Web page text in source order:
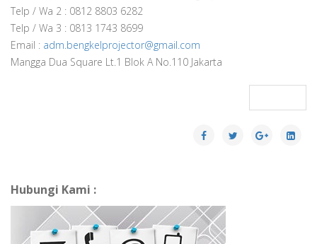
Telp / Wa 2 : 0812 8803 6282
Telp / Wa 3 : 0813 1743 8699
Email : adm.bengkelprojector@gmail.com
Mangga Dua Square Lt.1 Blok A No.110 Jakarta
Hubungi Kami :